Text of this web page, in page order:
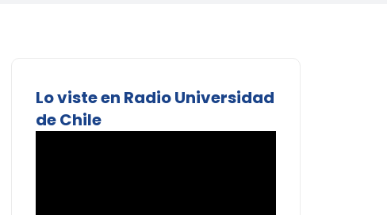
Lo viste en Radio Universidad
de Chile